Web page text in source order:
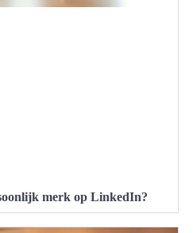
merk op LinkedIn?